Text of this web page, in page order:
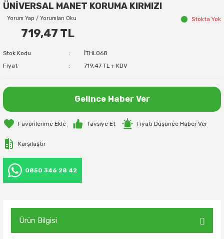
ÜNİVERSAL MANET KORUMA KIRMIZI
Yorum Yap / Yorumları Oku Stokta Yok
719,47 TL
Stok Kodu
İTHL068
Fiyat
719,47 TL + KDV
Gelince Haber Ver
Tavsiye Et Fiyatı Düşünce Haber Ver
Karşılaştır
0850 346 28 42
Ürün Bilgisi